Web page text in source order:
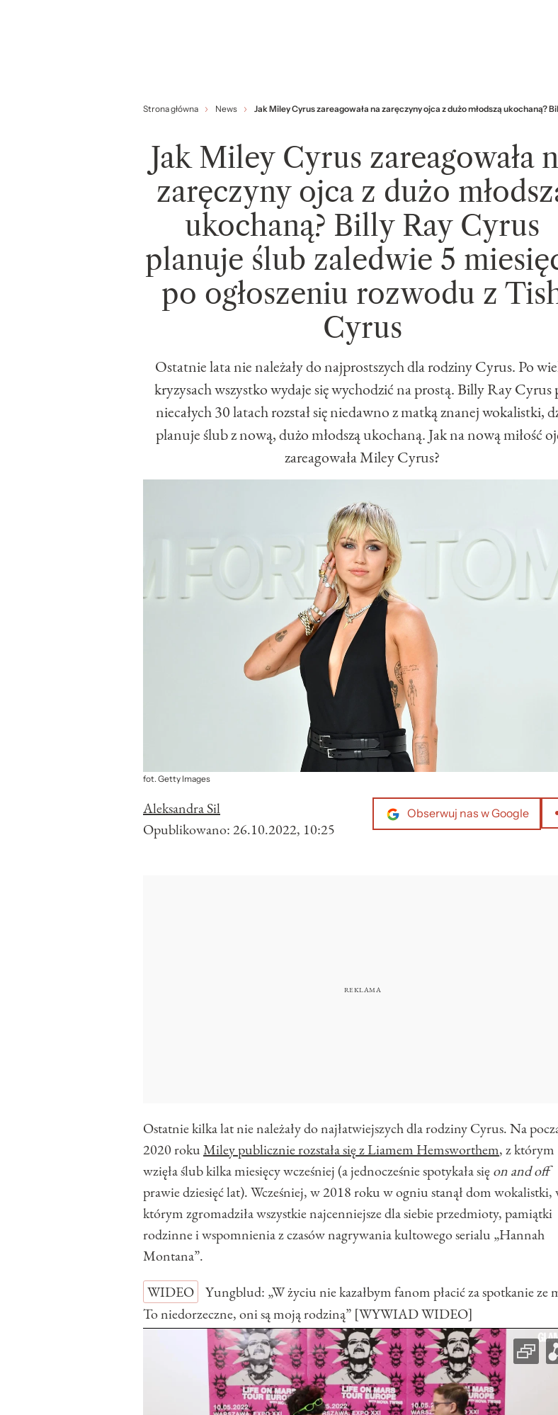
Strona główna News Jak Miley Cyrus zareagowała na zaręczyny ojca z dużo młodszą ukochaną?
Jak Miley Cyrus zareagowała
zaręczyny ojca z dużo
ukochaną? Billy Ray Cyrus
planuje ślub zaledwie 5
po ogłoszeniu rozwodu z
Cyrus
Ostatnie lata nie należały do najprostszych dla rodziny Cyrus. Po
kryzysach wszystko wydaje się wychodzić na prostą. Billy Ray Cyrus
niecałych 30 latach rozstał się niedawno z matką znanej wokalistki,
planuje ślub z nową, dużo młodszą ukochaną. Jak na nową miłość
zareagowała Miley Cyrus?
fot. Getty Images
Aleksandra Sil
Opublikowano:26.10.2022, 10:25
Obserwuj nas w Google
Ostatnie kilka lat nie należały do najłatwiejszych dla rodziny Cyrus. Na
2020 rokuMiley publicznie rozstała się z Liamem Hemsworthem, z którym
wzięła ślub kilka miesięcy wcześniej (a jednocześnie spotykała sięon and off
prawie dziesięć lat). Wcześniej, w 2018 roku w ogniu stanął dom wokalistki,
którym zgromadziła wszystkie najcenniejsze dla siebie przedmioty, pamiątki
rodzinne i wspomnienia z czasów nagrywania kultowego serialu „Hannah
Montana”.
WIDEO
Yungblud: „W życiu nie kazałbym fanom płacić za spotkanie ze
To niedorzeczne, oni są moją rodziną” [WYWIAD WIDEO]